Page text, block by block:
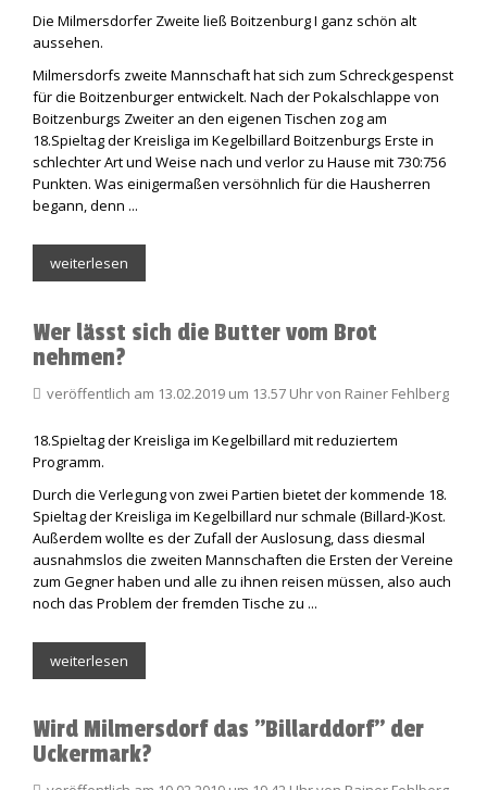
Die Milmersdorfer Zweite ließ Boitzenburg I ganz schön alt
aussehen.
Milmersdorfs zweite Mannschaft hat sich zum Schreckgespenst
für die Boitzenburger entwickelt. Nach der Pokalschlappe von
Boitzenburgs Zweiter an den eigenen Tischen zog am
18.Spieltag der Kreisliga im Kegelbillard Boitzenburgs Erste in
schlechter Art und Weise nach und verlor zu Hause mit 730:756
Punkten. Was einigermaßen versöhnlich für die Hausherren
begann, denn ...
weiterlesen
Wer lässt sich die Butter vom Brot
nehmen?
veröffentlich am 13.02.2019 um 13.57 Uhr von Rainer Fehlberg
18.Spieltag der Kreisliga im Kegelbillard mit reduziertem
Programm.
Durch die Verlegung von zwei Partien bietet der kommende 18.
Spieltag der Kreisliga im Kegelbillard nur schmale (Billard-)Kost.
Außerdem wollte es der Zufall der Auslosung, dass diesmal
ausnahmslos die zweiten Mannschaften die Ersten der Vereine
zum Gegner haben und alle zu ihnen reisen müssen, also auch
noch das Problem der fremden Tische zu ...
weiterlesen
Wird Milmersdorf das "Billarddorf" der
Uckermark?